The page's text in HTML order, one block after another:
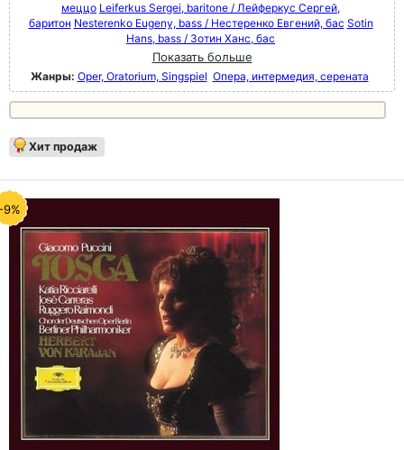
меццо Leiferkus Sergei, baritone / Лейферкус Сергей,
баритон Nesterenko Eugeny, bass / Нестеренко Евгений, бас Sotin
Hans, bass / Зотин Ханс, бас
Показать больше
Жанры: Oper, Oratorium, Singspiel Опера, интермедия, серената
Хит продаж
9%